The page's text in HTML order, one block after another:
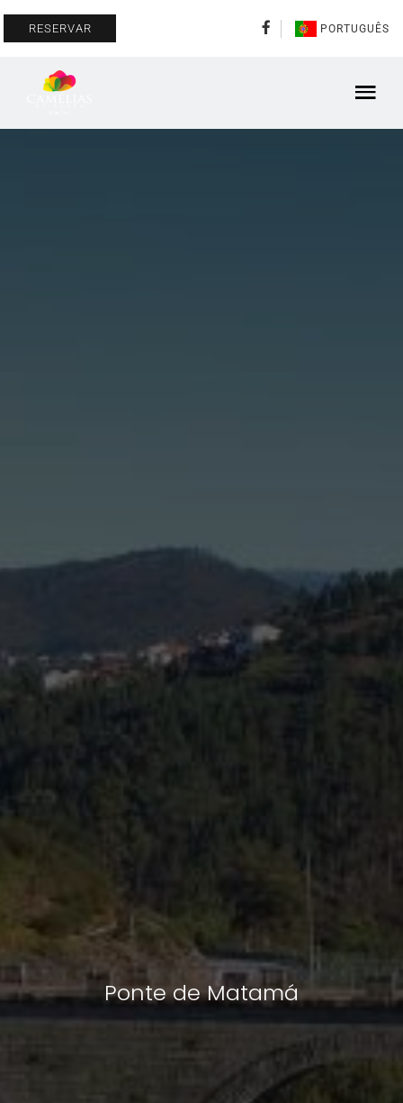
RESERVAR PORTUGUÊS
Ponte de Matamá